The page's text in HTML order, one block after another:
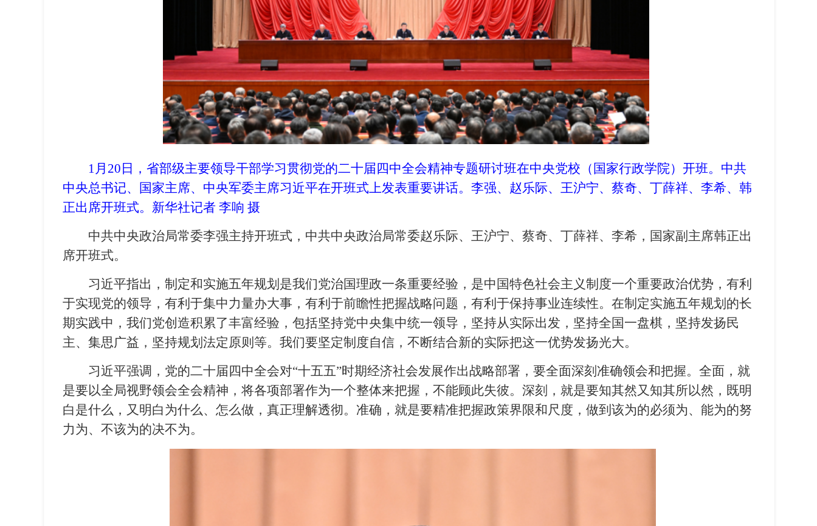
1月20日，省部级主要领导干部学习贯彻党的二十届四中全会精神专题研讨班在中央党校（国家行政学院）开班。中共
中央总书记、国家主席、中央军委主席习近平在开班式上发表重要讲话。李强、赵乐际、王沪宁、蔡奇、丁薛祥、李希、韩
正出席开班式。新华社记者 李响 摄
中共中央政治局常委李强主持开班式，中共中央政治局常委赵乐际、王沪宁、蔡奇、丁薛祥、李希，国家副主席韩正出
席开班式。
习近平指出，制定和实施五年规划是我们党治国理政一条重要经验，是中国特色社会主义制度一个重要政治优势，有利
于实现党的领导，有利于集中力量办大事，有利于前瞻性把握战略问题，有利于保持事业连续性。在制定实施五年规划的长
期实践中，我们党创造积累了丰富经验，包括坚持党中央集中统一领导，坚持从实际出发，坚持全国一盘棋，坚持发扬民
主、集思广益，坚持规划法定原则等。我们要坚定制度自信，不断结合新的实际把这一优势发扬光大。
习近平强调，党的二十届四中全会对“十五五”时期经济社会发展作出战略部署，要全面深刻准确领会和把握。全面，就
是要以全局视野领会全会精神，将各项部署作为一个整体来把握，不能顾此失彼。深刻，就是要知其然又知其所以然，既明
白是什么，又明白为什么、怎么做，真正理解透彻。准确，就是要精准把握政策界限和尺度，做到该为的必须为、能为的努
力为、不该为的决不为。